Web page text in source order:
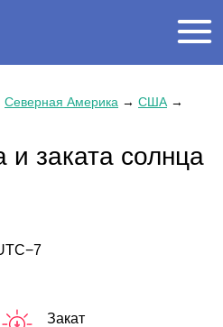
Северная Америка → США →
и заката солнца
Закат